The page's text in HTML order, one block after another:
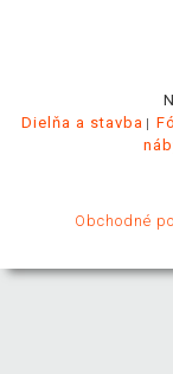
Dielňa a stavba
Obchodné